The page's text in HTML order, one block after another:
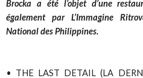
Brocka a été l’objet d’une
également par L’Immagine
National des Philippines.
• THE LAST DETAIL (LA